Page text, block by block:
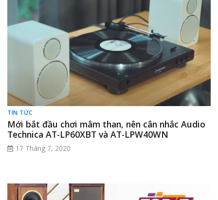
TIN TỨC
Mới bắt đầu chơi mâm than, nên cân nhắc Audio
Technica AT-LP60XBT và AT-LPW40WN
17 Tháng 7, 2020